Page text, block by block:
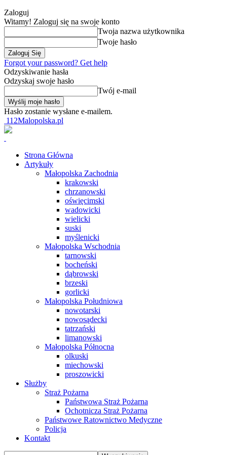
Zaloguj
Witamy! Zaloguj się na swoje konto
Twoja nazwa użytkownika
Twoje hasło
Forgot your password? Get help
Odzyskiwanie hasła
Odzyskaj swoje hasło
Twój e-mail
Hasło zostanie wysłane e-mailem.
112Malopolska.pl
Strona Główna
Artykuły
Małopolska Zachodnia
krakowski
chrzanowski
oświęcimski
wadowicki
wielicki
suski
myślenicki
Małopolska Wschodnia
tarnowski
bocheński
dąbrowski
brzeski
gorlicki
Małopolska Południowa
nowotarski
nowosądecki
tatrzański
limanowski
Małopolska Północna
olkuski
miechowski
proszowicki
Służby
Straż Pożarna
Państwowa Straż Pożarna
Ochotnicza Straż Pożarna
Państwowe Ratownictwo Medyczne
Policja
Kontakt